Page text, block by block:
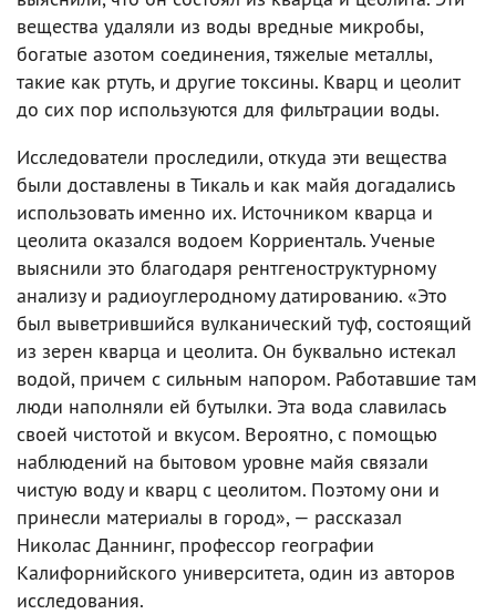
вещества удаляли из воды вредные микробы,
богатые азотом соединения, тяжелые металлы,
такие как ртуть, и другие токсины. Кварц и цеолит
до сих пор используются для фильтрации воды.
Исследователи проследили, откуда эти вещества
были доставлены в Тикаль и как майя догадались
использовать именно их. Источником кварца и
цеолита оказался водоем Корриенталь. Ученые
выяснили это благодаря рентгеноструктурному
анализу и радиоуглеродному датированию. «Это
был выветрившийся вулканический туф, состоящий
из зерен кварца и цеолита. Он буквально истекал
водой, причем с сильным напором. Работавшие там
люди наполняли ей бутылки. Эта вода славилась
своей чистотой и вкусом. Вероятно, с помощью
наблюдений на бытовом уровне майя связали
чистую воду и кварц с цеолитом. Поэтому они и
принесли материалы в город», — рассказал
Николас Даннинг, профессор географии
Калифорнийского университета, один из авторов
исследования.